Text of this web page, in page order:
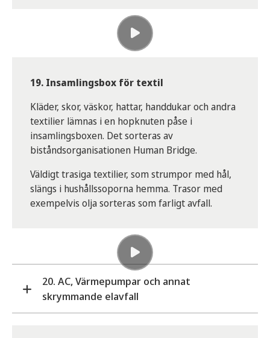
förpackningar för exempelvis sylt, yoghurt,
Målarburkar i plast (torra och renskrapade,
miljöstationen, se nummer 23)
Plastflaskor utan pant
Plastfolie
Tuber i plast
Töm din påse med plastförpackningar i behållaren
så att de ligger lösa, för att underlätta
återvinningen.
Produkter av plast som inte är förpackningar ska
inte slängas här, utan hör hemma i container 5.
Exempel på produkter: pulkor, vattenkannor,
leksaker, CD-fodral, tandborstar med mera.
19. Insamlingsbox för textil
Kläder, skor, väskor, hattar, handdukar och andra
textilier lämnas i en hopknuten påse i
insamlingsboxen. Det sorteras av
biståndsorganisationen Human Bridge.
Väldigt trasiga textilier, som strumpor med hål,
slängs i hushållssoporna hemma. Trasor med
exempelvis olja sorteras som farligt avfall.
20. AC, Värmepumpar och annat
skrymmande elavfall